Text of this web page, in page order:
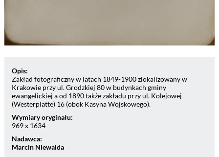
Opis:
Zakład fotograficzny w latach 1849-1900 zlokalizowany w
Krakowie przy ul. Grodzkiej 80 w budynkach gminy
ewangelickiej a od 1890 także zakładu przy ul. Kolejowej
(Westerplatte) 16 (obok Kasyna Wojskowego).
Wymiary oryginału:
969 x 1634
Nadawca:
Marcin Niewalda